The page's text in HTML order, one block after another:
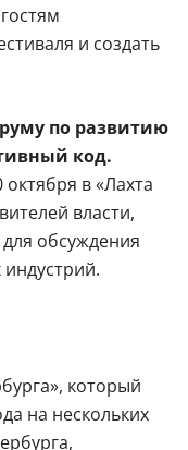
и создать
по развитию
код.
в «Лахта
власти,
обсуждения
который
на нескольких